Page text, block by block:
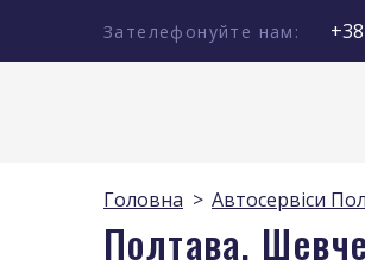
Зателефонуйте нам:
Головна Автосервіси
Полтава.